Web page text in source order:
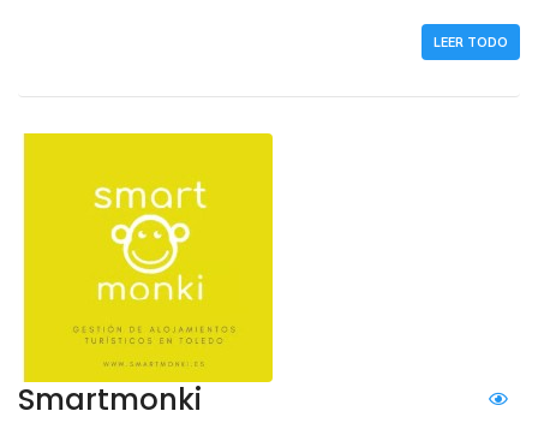
LEER TODO
Smartmonki